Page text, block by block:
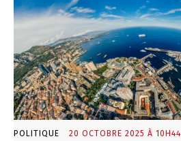
POLITIQUE 20 OCTOBRE 2025 À 10H44